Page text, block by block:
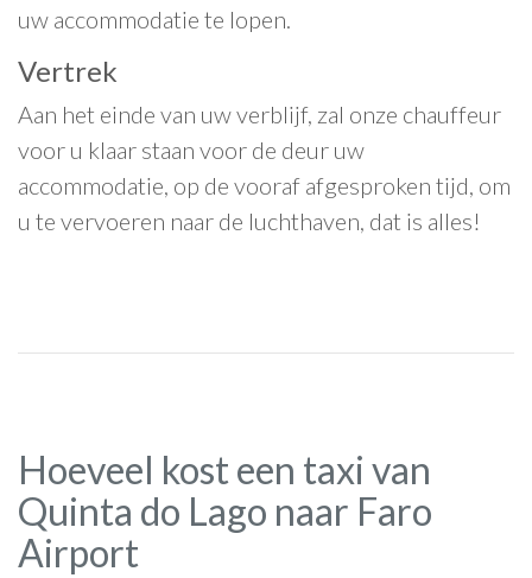
uw accommodatie te lopen.
Vertrek
Aan het einde van uw verblijf, zal onze chauffeur
voor u klaar staan voor de deur uw
accommodatie, op de vooraf afgesproken tijd, om
u te vervoeren naar de luchthaven, dat is alles!
Hoeveel kost een taxi van
Quinta do Lago naar Faro
Airport